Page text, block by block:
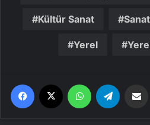
Kültür Sanat Sanat
Yerel
Facebook WhatsApp